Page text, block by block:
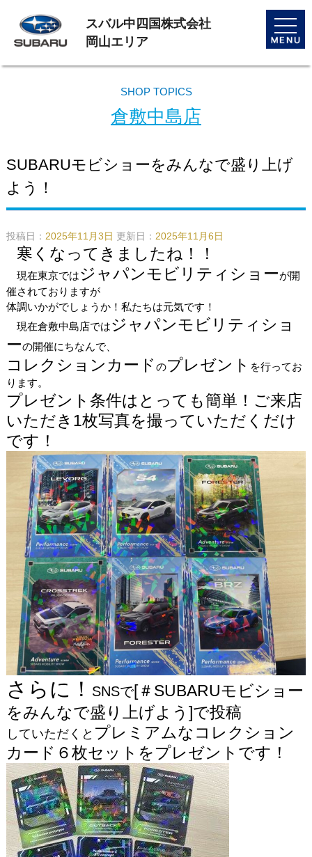
toggle
スバル中四国株式会社
岡山エリア
SHOP TOPICS
倉敷中島店
SUBARUモビショーをみんなで盛り上げ
よう！
投稿日： 2025年11月3日 更新日： 2025年11月6日
寒くなってきましたね！！
現在東京ではジャパンモビリティショーが開
催されておりますが
体調いかがでしょうか！私たちは元気です！
現在倉敷中島店ではジャパンモビリティショ
ーの開催にちなんで、
コレクションカード のプレゼント を行ってお
ります。
プレゼント条件はとっても簡単！ご来店
いただき1枚写真を撮っていただくだけ
です！
さらに！ SNSで[＃SUBARUモビショー
をみんなで盛り上げよう]で投稿
していただくと プレミアムなコレクション
カード６枚セットをプレゼントです！